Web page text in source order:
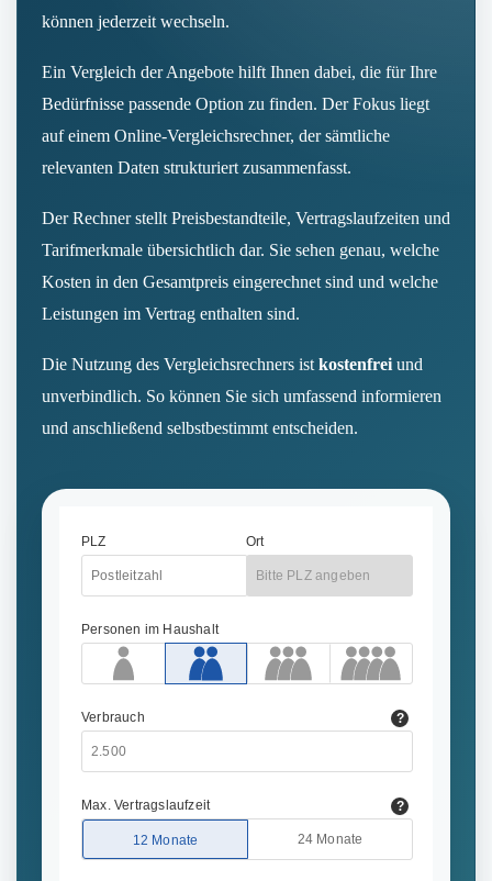
können jederzeit wechseln.
Ein Vergleich der Angebote hilft Ihnen dabei, die für Ihre
Bedürfnisse passende Option zu finden. Der Fokus liegt
auf einem Online‑Vergleichsrechner, der sämtliche
relevanten Daten strukturiert zusammenfasst.
Der Rechner stellt Preisbestandteile, Vertragslaufzeiten und
Tarifmerkmale übersichtlich dar. Sie sehen genau, welche
Kosten in den Gesamtpreis eingerechnet sind und welche
Leistungen im Vertrag enthalten sind.
Die Nutzung des Vergleichsrechners ist kostenfrei und
unverbindlich. So können Sie sich umfassend informieren
und anschließend selbstbestimmt entscheiden.